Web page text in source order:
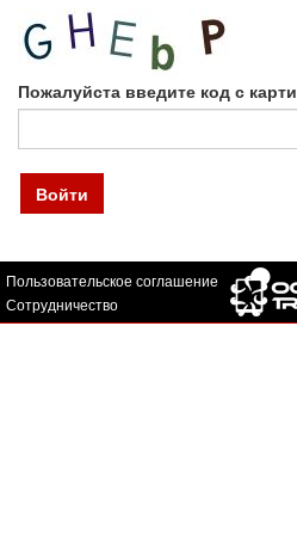
Пожалуйста введите код с
Войти
Пользовательское соглашение
Сотрудничество